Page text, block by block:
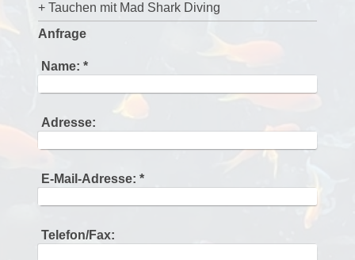
+ Tauchen mit Mad Shark Diving
Anfrage
Name: *
Adresse:
E-Mail-Adresse: *
Telefon/Fax: